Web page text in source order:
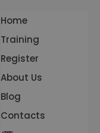
Home
Training
Register
About Us
Blog
Contacts